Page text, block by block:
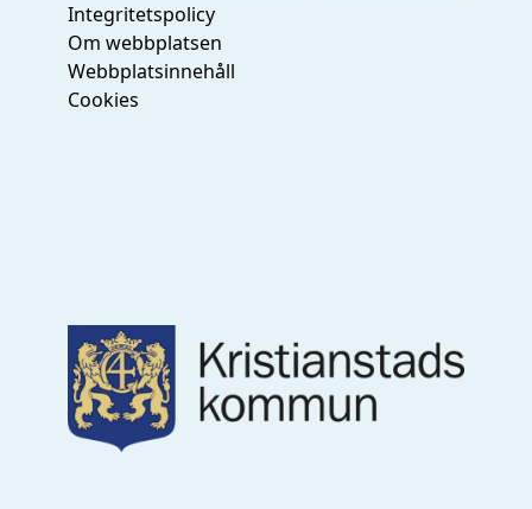
Integritetspolicy
Om webbplatsen
Webbplatsinnehåll
Cookies